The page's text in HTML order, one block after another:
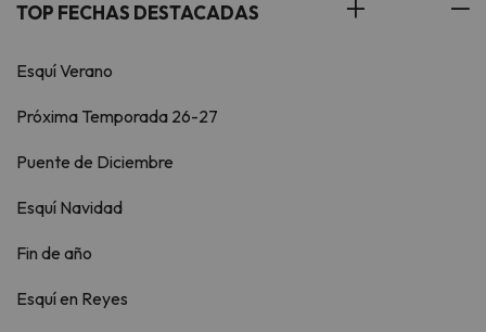
TOP FECHAS DESTACADAS
Esquí Verano
Próxima Temporada 26-27
Puente de Diciembre
Esquí Navidad
Fin de año
Esquí en Reyes